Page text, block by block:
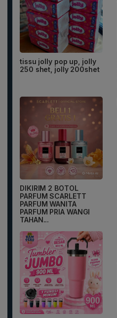
tissu jolly pop up, jolly
250 shet, jolly 200shet
DIKIRIM 2 BOTOL
PARFUM SCARLETT
PARFUM WANITA
PARFUM PRIA WANGI
TAHAN...